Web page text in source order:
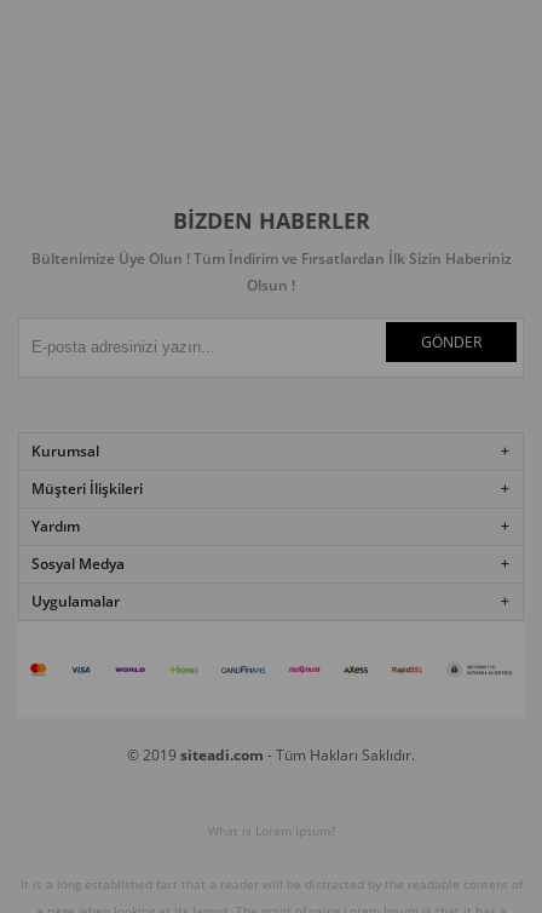
BIZDEN HABERLER
Bültenimize Üye Olun ! Tüm İndirim ve Fırsatlardan İlk Sizin Haberiniz
Olsun !
GÖNDER
Kurumsal
Müşteri İlişkileri
Yardım
Sosyal Medya
Uygulamalar
© 2019 siteadi.com - Tüm Hakları Saklıdır.
What is Lorem Ipsum?
It is a long established fact that a reader will be distracted by the readable content of